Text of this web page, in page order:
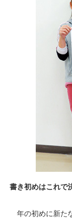
書き初めはこれで
年の初めに新た